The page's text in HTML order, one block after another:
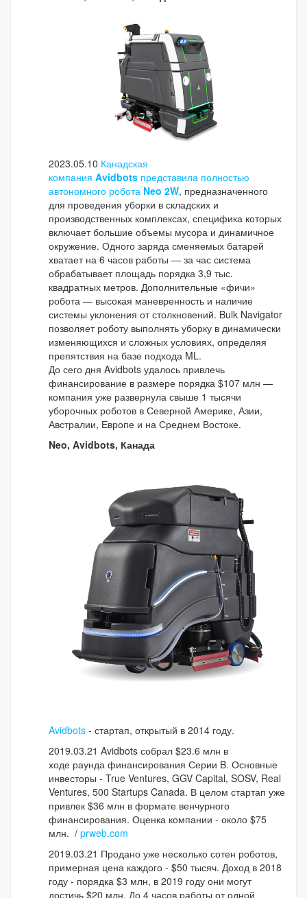
2023.05.10 Канадская
компания Avidbots представила полностью
автономного робота Neo 2W, предназначенного
для проведения уборки в складских и
производственных комплексах, специфика которых
включает большие объемы мусора и динамичное
окружение. Одного заряда сменяемых батарей
хватает на 6 часов работы — за час система
обрабатывает площадь порядка 3,9 тыс.
квадратных метров. Дополнительные «фичи»
робота — высокая маневренность и наличие
системы уклонения от столкновений. Bulk Navigator
позволяет роботу выполнять уборку в динамически
изменяющихся и сложных условиях, определяя
препятствия на базе подхода ML.
До сего дня Avidbots удалось привлечь
финансирование в размере порядка $107 млн —
компания уже развернула свыше 1 тысячи
уборочных роботов в Северной Америке, Азии,
Австралии, Европе и на Среднем Востоке.
Neo, Avidbots, Канада
Avidbots - стартап, открытый в 2014 году.
2019.03.21 Avidbots собрал $23.6 млн в
ходе раунда финансирования Серии B. Основные
инвесторы - True Ventures, GGV Capital, SOSV, Real
Ventures, 500 Startups Canada. В целом стартап уже
привлек $36 млн в формате венчурного
финансирования. Оценка компании - около $75
млн. / prweb.com
2019.03.21 Продано уже несколько сотен роботов,
примерная цена каждого - $50 тысяч. Доход в 2018
году - порядка $3 млн, в 2019 году они могут
достичь $20 млн. До 4 часов работы от одной